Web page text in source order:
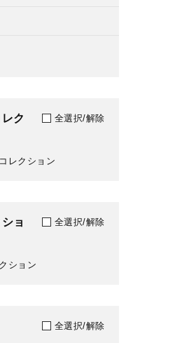
ク
全選択/解除
レクション
ョ
全選択/解除
ション
全選択/解除